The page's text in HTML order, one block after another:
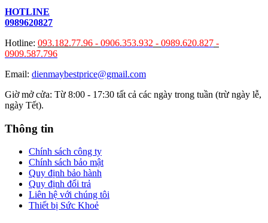
HOTLINE
0989620827
Hotline: 093.182.77.96 - 0906.353.932 - 0989.620.827 -
0909.587.796
Email: dienmaybestprice@gmail.com
Giờ mở cửa: Từ 8:00 - 17:30 tất cả các ngày trong tuần (trừ ngày lễ,
ngày Tết).
Thông tin
Chính sách công ty
Chính sách bảo mật
Quy định bảo hành
Quy định đổi trả
Liên hệ với chúng tôi
Thiết bị Sức Khoẻ